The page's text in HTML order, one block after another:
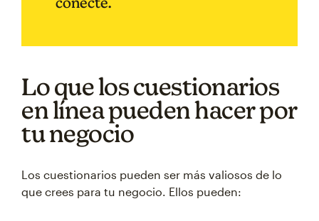
Lo que los cuestionarios
en línea pueden hacer por
tu negocio
Los cuestionarios pueden ser más valiosos de lo
que crees para tu negocio. Ellos pueden: